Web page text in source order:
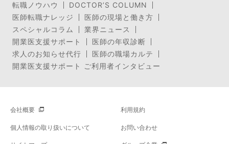
転職ノウハウ
DOCTOR’S COLUMN
医師転職ナレッジ
医師の現場と働き方
スペシャルコラム
業界ニュース
開業医支援サポート
医師の年収診断
求人のお知らせ代行
医師の職場カルテ
開業医支援サポート ご利用者インタビュー
会社概要 利用規約
個人情報の取り扱いについて お問い合わせ